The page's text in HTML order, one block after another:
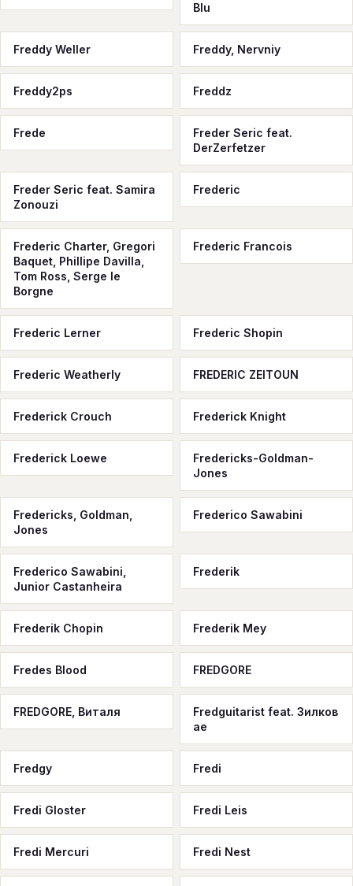
Blu
Freddy Weller Freddy, Nervniy
Freddy2ps Freddz
Frede
Freder Seric feat.
DerZerfetzer
Freder Seric feat. Samira
Zonouzi
Frederic
Frederic Charter, Gregori
Baquet, Phillipe Davilla,
Tom Ross, Serge le
Borgne
Frederic Francois
Frederic Lerner Frederic Shopin
Frederic Weatherly FREDERIC ZEITOUN
Frederick Crouch Frederick Knight
Frederick Loewe
Fredericks-Goldman-
Jones
Fredericks, Goldman,
Jones
Frederico Sawabini
Frederico Sawabini,
Junior Castanheira
Frederik
Frederik Chopin Frederik Mey
Fredes Blood FREDGORE
FREDGORE, Виталя
Fredguitarist feat. Зилков
ае
Fredgy Fredi
Fredi Gloster Fredi Leis
Fredi Mercuri Fredi Nest